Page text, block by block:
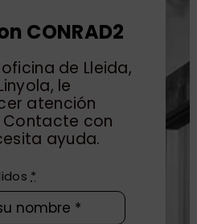
CONRAD2
de Lleida,
le
atención
Contacte con
ayuda.
*